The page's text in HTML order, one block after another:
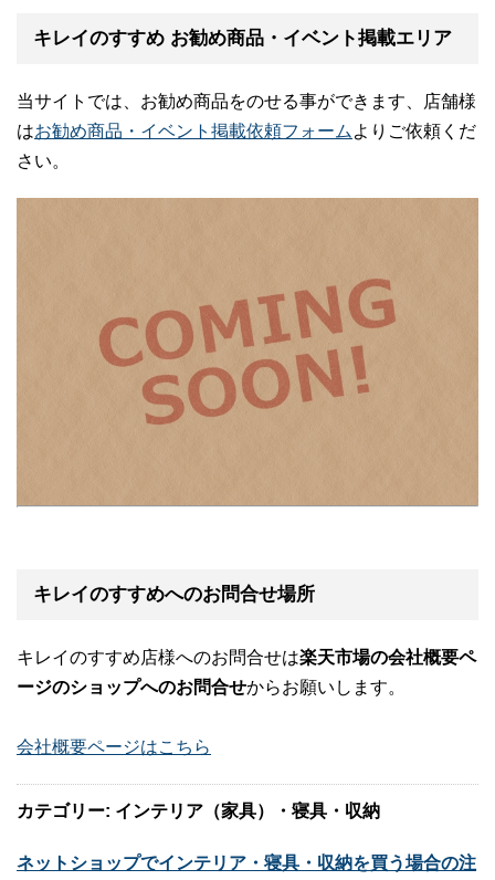
キレイのすすめ お勧め商品・イベント掲載エリア
当サイトでは、お勧め商品をのせる事ができます、店舗様
はお勧め商品・イベント掲載依頼フォーム よりご依頼くだ
さい。
キレイのすすめへのお問合せ場所
キレイのすすめ店様へのお問合せは楽天市場の会社概要ペ
ージのショップへのお問合せからお願いします。
会社概要ページはこちら
カテゴリー: インテリア（家具）・寝具・収納
ネットショップでインテリア・寝具・収納を買う場合の注